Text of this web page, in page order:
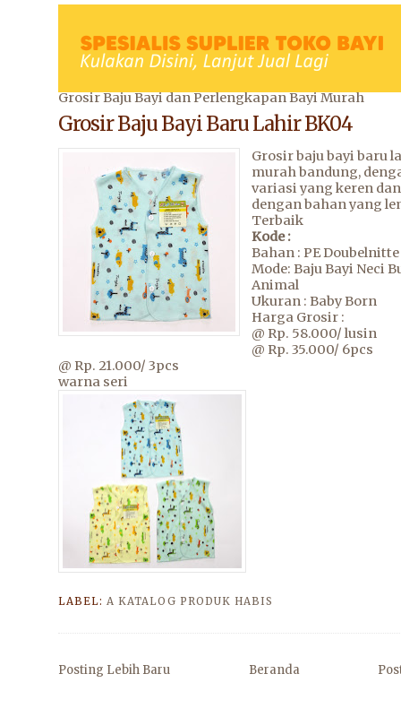
Grosir Baju Bayi dan Perlengkapan Bayi Murah
Grosir Baju Bayi Baru Lahir BK04
Grosir baju bayi baru
murah bandung,
variasi yang keren
dengan bahan yang
Terbaik
Kode :
Bahan : PE
Mode: Baju Bayi Neci
Animal
Ukuran : Baby Born
Harga Grosir :
@ Rp. 58.000/ lusin
@ Rp. 35.000/ 6pcs
@ Rp. 21.000/ 3pcs
warna seri
LABEL:A KATALOG PRODUK HABIS
Posting Lebih Baru Beranda